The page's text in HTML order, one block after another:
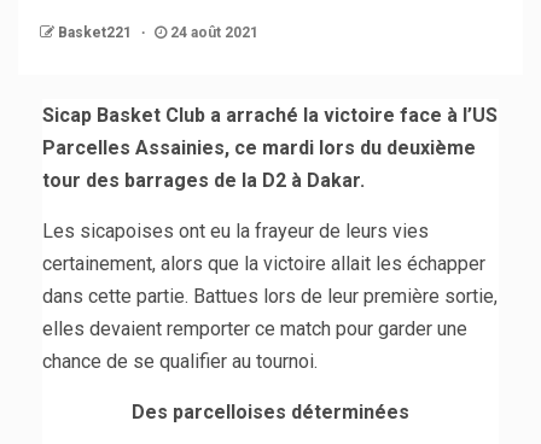
Basket221 24 août 2021
Sicap Basket Club a arraché la victoire face à l’US
Parcelles Assainies, ce mardi lors du deuxième
tour des barrages de la D2 à Dakar.
Les sicapoises ont eu la frayeur de leurs vies
certainement, alors que la victoire allait les échapper
dans cette partie. Battues lors de leur première sortie,
elles devaient remporter ce match pour garder une
chance de se qualifier au tournoi.
Des parcelloises déterminées